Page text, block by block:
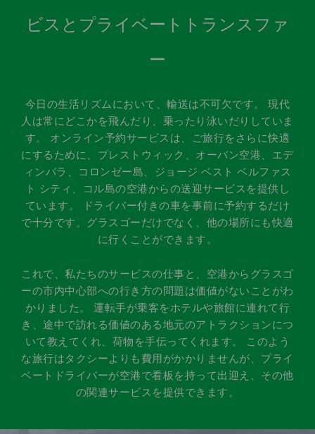
ビスとプライベートトランスファ
ー
今日の生活リズムにおいて、輸送は不可欠です。 現代
人は常にどこかを飛んだり、乗ったり泳いだりしていま
す。 オンライン予約サービスは、ご旅行をさらに快適
にするために、プレストウィック、オーバン空港、エデ
ィンバラ、コロンゼー島、ジョージ ベスト ベルファス
ト シティ、コル島の空港からの送迎サービスを提供し
ています。 ドライバー付きの車を事前に予約するだけ
で十分です。グラスゴーだけでなく、他の場所にも快適
に行くことができます。
これで、私たちのサービスの仕事と、空港からグラスゴ
ーの市内中心部への行き方の問題は価値がないことがわ
かりました。 運転手が乗客をホテルや旅館に連れて行
き、途中で訪れる価値のある地元のアトラクションにつ
いて教えてくれ、荷物を手伝ってくれます。 このよう
な旅行はタクシーよりも費用がかかりませんが、プライ
ベートドライバーが空港で看板を持って出迎え、その他
の関連サービスを提供できます。